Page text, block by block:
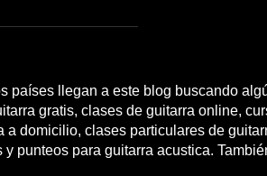
países llegan a este blog buscando
gratis, clases de guitarra online,
domicilio, clases particulares de
punteos para guitarra acustica.